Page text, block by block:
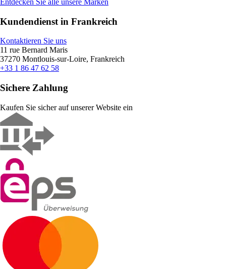
Entdecken Sie alle unsere Marken
Kundendienst in Frankreich
Kontaktieren Sie uns
11 rue Bernard Maris
37270 Montlouis-sur-Loire, Frankreich
+33 1 86 47 62 58
Sichere Zahlung
Kaufen Sie sicher auf unserer Website ein